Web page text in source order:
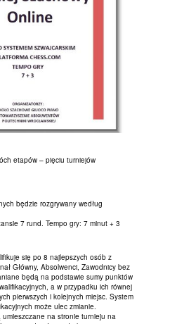
etapów – pięciu turniejów
będzie rozgrywany według
7 rund. Tempo gry: 7 minut + 3
się po 8 najlepszych osób z
Główny, Absolwenci, Zawodnicy bez
będą na podstawie sumy punktów
a w przypadku ich równej
pierwszych i kolejnych miejsc. System
może ulec zmianie.
na stronie turnieju na